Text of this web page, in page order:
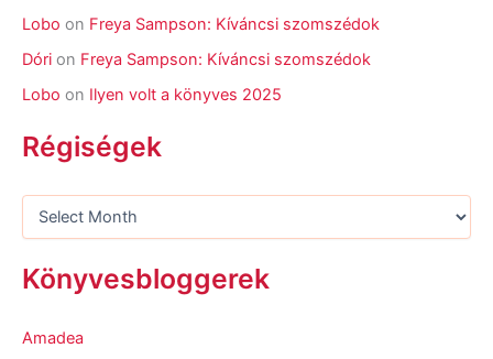
Lobo on Freya Sampson: Kíváncsi szomszédok
Dóri on Freya Sampson: Kíváncsi szomszédok
Lobo on Ilyen volt a könyves 2025
Régiségek
Könyvesbloggerek
Amadea